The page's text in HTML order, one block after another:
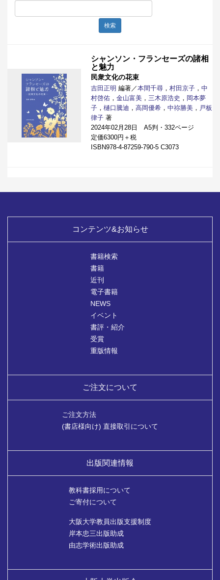
検索
シャンソン・フランセーズの諸相
と魅力
民衆文化の花束
吉田正明 編著／本間千尋 ， 村田京子 ， 中
村啓佑 ， 金山富美 ， 三木原浩史 ， 岡本夢
子 ， 樋口騰迪 ， 高岡優希 ， 中祢勝美 ， 戸板
律子 著
2024年02月28日 A5判・332ページ
定価6300円＋税
ISBN978-4-87259-790-5 C3073
コンテンツ&お知らせ
書籍検索
書籍
近刊
電子書籍
NEWS
イベント
書評・紹介
受賞
重版情報
ご注文について
ご注文方法
(書店様向け) 直接取引について
出版関連情報
教科書採用について
ご寄付について
大阪大学教員出版支援制度
岸本忠三出版助成
由志学術出版助成